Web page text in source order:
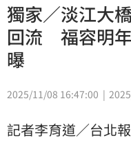
獨家／淡江大
回流 福容明年
曝
2025/11/08 16:47:00
記者李育道／台北